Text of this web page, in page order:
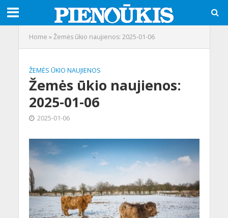
Home »Žemės ūkio naujienos: 2025-01-06
ŽEMĖS ŪKIO NAUJIENOS
Žemės ūkio naujienos:
2025-01-06
2025-01-06